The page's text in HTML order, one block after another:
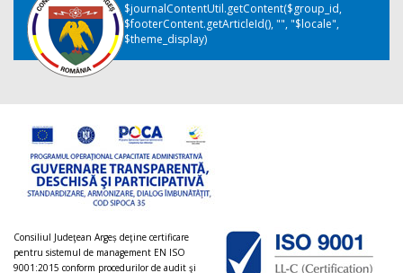
$journalContentUtil.getContent($group_id,
$footerContent.getArticleId(), "", "$locale",
$theme_display)
Consiliul Judeţean Argeș deţine certificare
pentru sistemul de management EN ISO
9001:2015 conform procedurilor de audit şi